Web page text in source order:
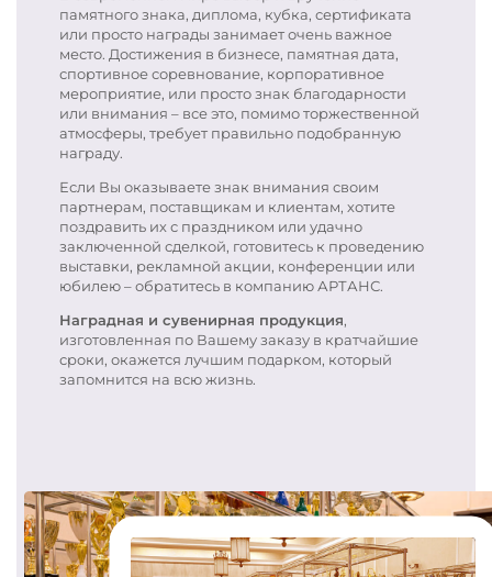
памятного знака, диплома, кубка, сертификата
или просто награды занимает очень важное
место. Достижения в бизнесе, памятная дата,
спортивное соревнование, корпоративное
мероприятие, или просто знак благодарности
или внимания – все это, помимо торжественной
атмосферы, требует правильно подобранную
награду.
Если Вы оказываете знак внимания своим
партнерам, поставщикам и клиентам, хотите
поздравить их с праздником или удачно
заключенной сделкой, готовитесь к проведению
выставки, рекламной акции, конференции или
юбилею – обратитесь в компанию АРТАНС.
Наградная и сувенирная продукция,
изготовленная по Вашему заказу в кратчайшие
сроки, окажется лучшим подарком, который
запомнится на всю жизнь.